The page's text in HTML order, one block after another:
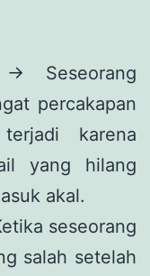
Seseorang
percakapan
karena
yang hilang
akal.
seseorang
salah setelah